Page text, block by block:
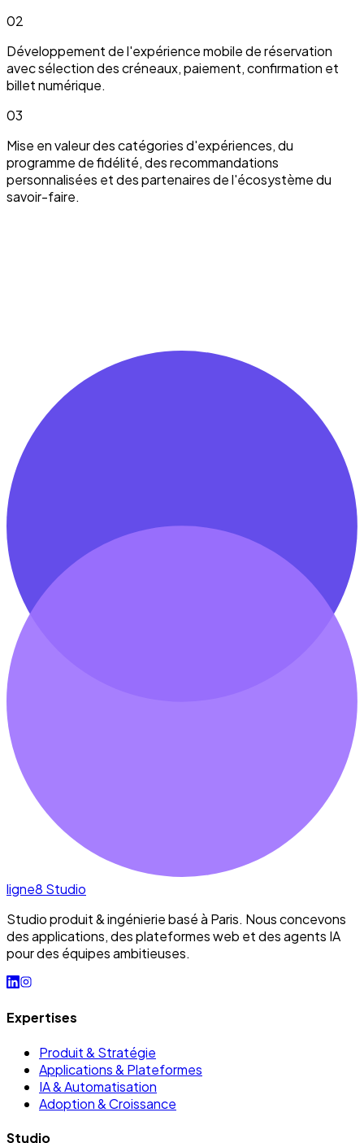
02
Développement de l'expérience mobile de réservation
avec sélection des créneaux, paiement, confirmation et
billet numérique.
03
Mise en valeur des catégories d'expériences, du
programme de fidélité, des recommandations
personnalisées et des partenaires de l'écosystème du
savoir-faire.
Discuter de mon projet
ligne8 Studio
Studio produit & ingénierie basé à Paris. Nous concevons
des applications, des plateformes web et des agents IA
pour des équipes ambitieuses.
Expertises
Produit & Stratégie
Applications & Plateformes
IA & Automatisation
Adoption & Croissance
Studio